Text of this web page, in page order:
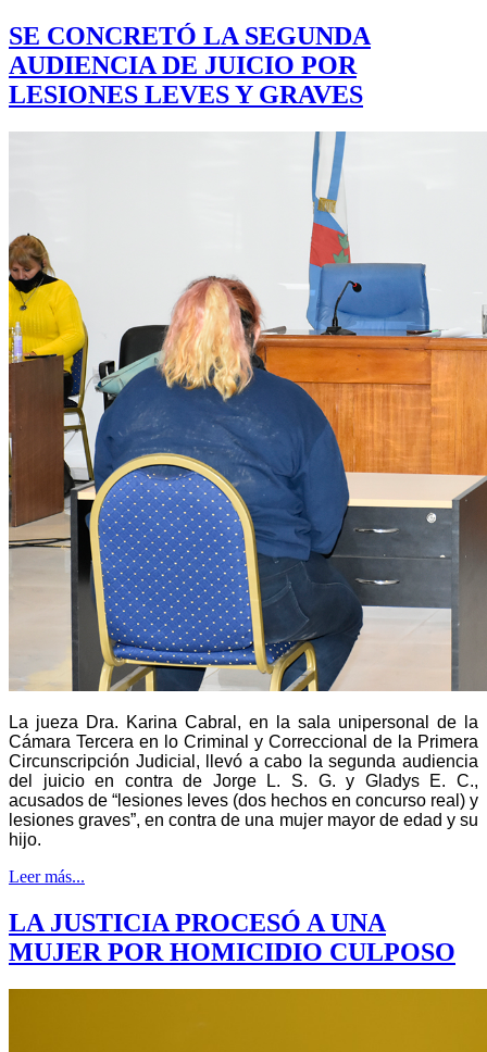
SE CONCRETÓ LA SEGUNDA
AUDIENCIA DE JUICIO POR
LESIONES LEVES Y GRAVES
La jueza Dra. Karina Cabral, en la sala unipersonal de la
Cámara Tercera en lo Criminal y Correccional de la Primera
Circunscripción Judicial, llevó a cabo la segunda audiencia
del juicio en contra de Jorge L. S. G. y Gladys E. C.,
acusados de “lesiones leves (dos hechos en concurso real) y
lesiones graves”, en contra de una mujer mayor de edad y su
hijo.
Leer más...
LA JUSTICIA PROCESÓ A UNA
MUJER POR HOMICIDIO CULPOSO